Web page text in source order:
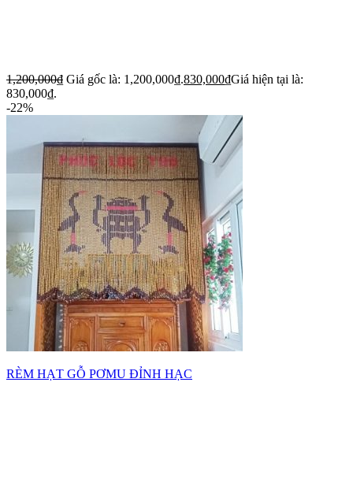
1,200,000₫ Giá gốc là: 1,200,000₫.830,000₫Giá hiện tại là:
830,000₫.
-22%
RÈM HẠT GỖ PƠMU ĐỈNH HẠC